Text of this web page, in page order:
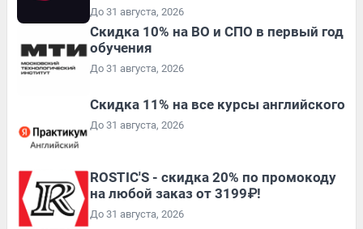
До 31 августа, 2026
Скидка 10% на ВО и СПО в первый год
обучения
До 31 августа, 2026
Скидка 11% на все курсы английского
До 31 августа, 2026
ROSTIC'S - скидка 20% по промокоду
на любой заказ от 3199₽!
До 31 августа, 2026